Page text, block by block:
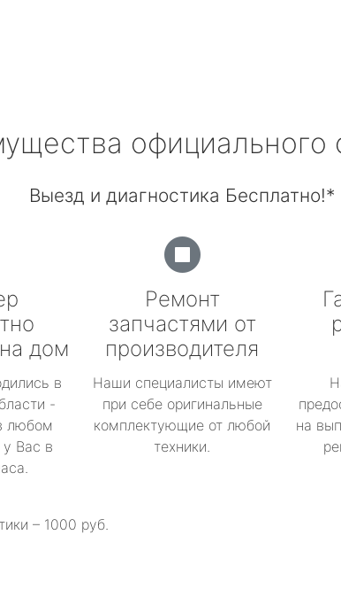
официального
Выезд и диагностика Бесплатно!*
дом
в
-
любом
у Вас в
Ремонт
запчастями от
производителя
Наши специалисты имеют
при себе оригинальные
комплектующие от любой
техники.
на
– 1000 руб.